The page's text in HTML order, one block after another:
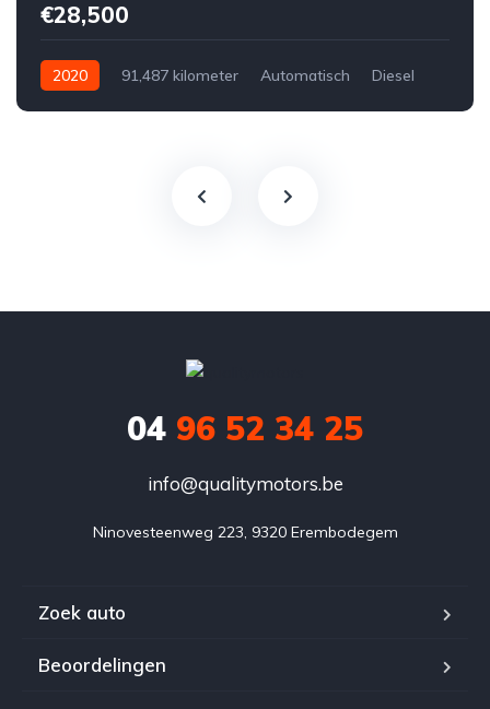
€28,500
2020 91,487 kilometer Automatisch
Diesel
04 96 52 34 25
info@qualitymotors.be
Ninovesteenweg 223, 9320 Erembodegem
Zoek auto
Beoordelingen